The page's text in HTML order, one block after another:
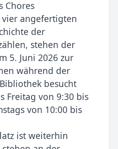
Chores
angefertigten
der
stehen der
5. Juni 2026 zur
während der
besucht
Freitag von 9:30 bis
von 10:00 bis
ist weiterhin